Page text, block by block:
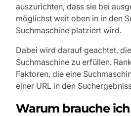
auszurichten, dass sie bei
möglichst weit oben in in den
Suchmaschine platziert wird.
Dabei wird darauf geachtet,
Suchmaschine zu erfüllen.
Faktoren, die eine
einer URL in den
Warum brauche ich